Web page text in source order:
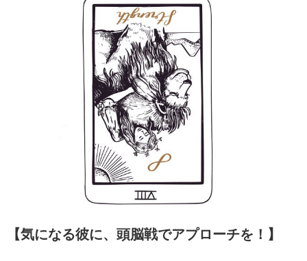
【気になる彼に、頭脳戦でアプローチを！】